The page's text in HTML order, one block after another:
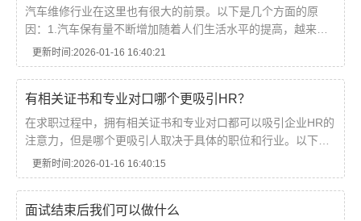
汽车维修行业在这里也有很大的前景。以下是几个方面的原
因：1.汽车保有量不断增加随着人们生活水平的提高，越来越
多的人开始购买汽车....
更新时间:2026-01-16 16:40:21
有相关证书和专业对口哪个更吸引HR？
在求职过程中，拥有相关证书和专业对口都可以吸引企业HR的
注意力，但是哪个更吸引人取决于具体的职位和行业。以下是
一些可能的情况：1.对于技术类职位对于技术类职位，拥有相
关证书可能更吸引人。例如，对于软件开发人员，...
更新时间:2026-01-16 16:40:15
面试结束后我们可以做什么